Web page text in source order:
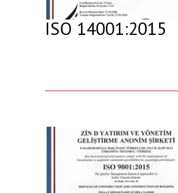
ISO 14001:2015